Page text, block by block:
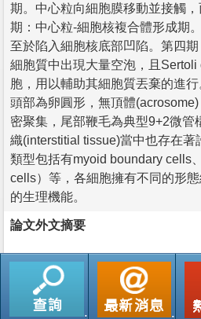
期。中心粒向細胞膜移動並接觸
期：中心粒-細胞核複合體形成期
至於陷入細胞核底部凹陷。第四
細胞質中出現大量空泡，且
胞，用以輔助其細胞質丟棄的進
頭部為卵圓形，無頂體
密聚集，尾部鞭毛為典型9+2微管
織(interstitial tissue)當中也存在著
類型包括有myoid boundary cells
cells）等，各細胞擁有不同的形
的生理機能。
論文外文摘要